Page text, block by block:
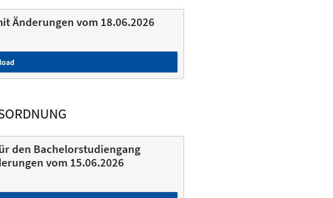
Änderungen vom 18.06.2026
den Bachelorstudiengang
vom 15.06.2026